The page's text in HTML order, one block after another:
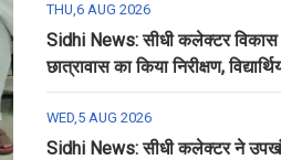
THU,6 AUG 2026
Sidhi News: सीधी कलेक्टर विकास
छात्रावास का किया निरीक्षण,
रात्रि भोजन
WED,5 AUG 2026
Sidhi News: सीधी कलेक्टर ने